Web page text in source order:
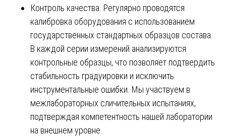
Контроль качества. Регулярно проводятся
калибровка оборудования с использованием
государственных стандартных образцов состава.
В каждой серии измерений анализируются
контрольные образцы, что позволяет подтвердить
стабильность градуировки и исключить
инструментальные ошибки. Мы участвуем в
межлабораторных сличительных испытаниях,
подтверждая компетентность нашей лаборатории
на внешнем уровне.